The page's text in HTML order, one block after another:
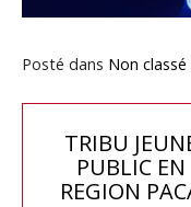
Posté dans Non classé
Navigation
TRIBU
PUBLIC EN
REGION